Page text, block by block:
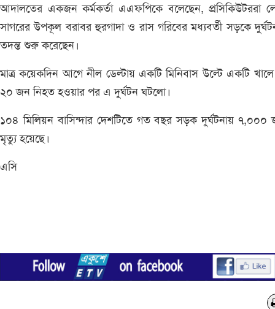
আদালতের একজন কর্মকর্তা এএফপিকে বলেছেন, প্রসিকিউটররা
সাগরের উপকূল বরাবর হুরগাদা ও রাস গরিবের মধ্যবর্তী সড়কে
তদন্ত শুরু করেছেন।
মাত্র কয়েকদিন আগে নীল ডেল্টায় একটি মিনিবাস উল্টে একটি
২০ জন নিহত হওয়ার পর এ দুর্ঘটন ঘটলো।
১০৪ মিলিয়ন বাসিন্দার দেশটিতে গত বছর সড়ক দুর্ঘটনায় ৭,০০০
মৃত্যু হয়েছে।
এসি